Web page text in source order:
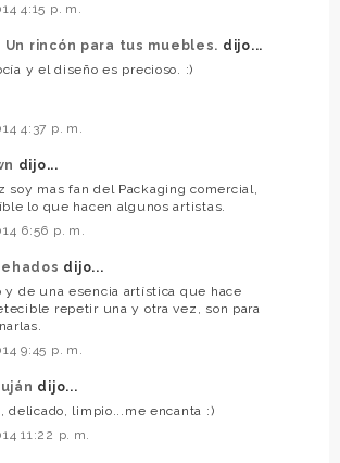
4:15 p. m.
Un rincón para tus muebles. dijo...
y el diseño es precioso. :)
4:37 p. m.
dijo...
soy mas fan del Packaging comercial,
lo que hacen algunos artistas.
6:56 p. m.
dijo...
y de una esencia artística que hace
repetir una y otra vez, son para
9:45 p. m.
dijo...
delicado, limpio...me encanta :)
11:22 p. m.